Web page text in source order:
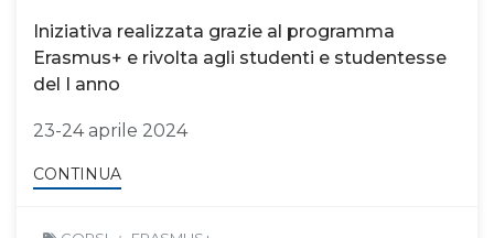
Iniziativa realizzata grazie al programma
Erasmus+ e rivolta agli studenti e studentesse
del I anno
23-24 aprile 2024
CONTINUA